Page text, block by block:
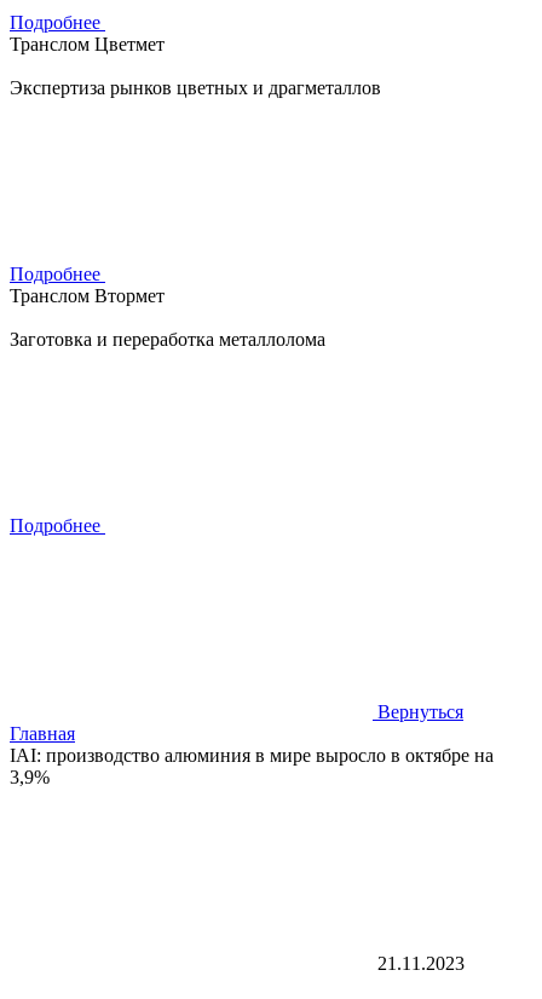
Подробнее
Транслом Цветмет
Экспертиза рынков цветных и драгметаллов
Подробнее
Транслом Втормет
Заготовка и переработка металлолома
Подробнее
Вернуться
Главная
IAI: производство алюминия в мире выросло в октябре на
3,9%
21.11.2023